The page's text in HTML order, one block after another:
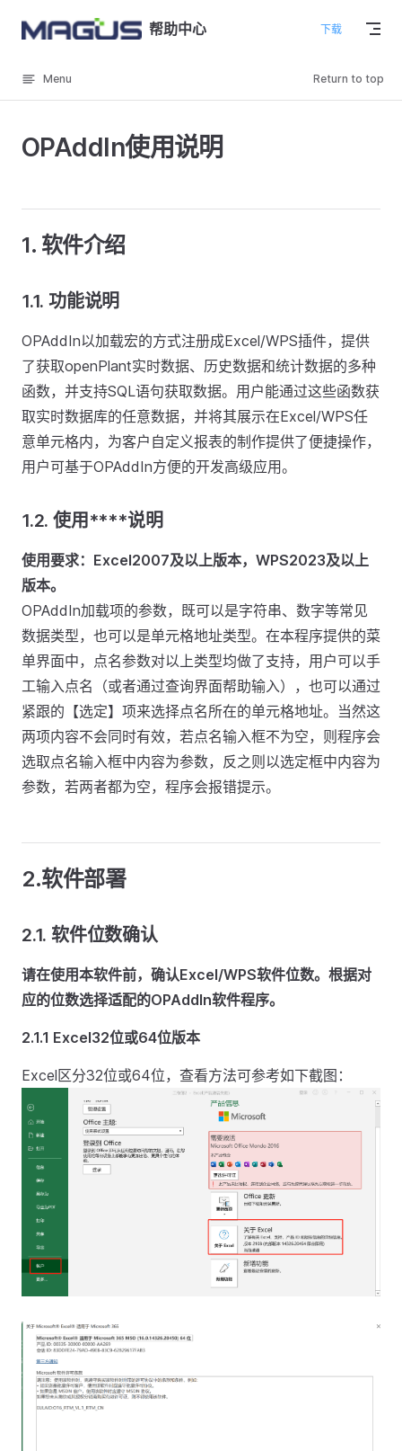
Skip to content 帮助中心 下载
Menu Return to top
OPAddIn使用说明
1. 软件介绍
1.1. 功能说明
OPAddIn以加载宏的方式注册成Excel/WPS插件，提供
了获取openPlant实时数据、历史数据和统计数据的多种
函数，并支持SQL语句获取数据。用户能通过这些函数获
取实时数据库的任意数据，并将其展示在Excel/WPS任
意单元格内，为客户自定义报表的制作提供了便捷操作，
用户可基于OPAddIn方便的开发高级应用。
1.2. 使用****说明
使用要求：Excel2007及以上版本，WPS2023及以上
版本。
OPAddIn加载项的参数，既可以是字符串、数字等常见
数据类型，也可以是单元格地址类型。在本程序提供的菜
单界面中，点名参数对以上类型均做了支持，用户可以手
工输入点名（或者通过查询界面帮助输入），也可以通过
紧跟的【选定】项来选择点名所在的单元格地址。当然这
两项内容不会同时有效，若点名输入框不为空，则程序会
选取点名输入框中内容为参数，反之则以选定框中内容为
参数，若两者都为空，程序会报错提示。
2.软件部署
2.1. 软件位数确认
请在使用本软件前，确认Excel/WPS软件位数。根据对
应的位数选择适配的OPAddIn软件程序。
2.1.1 Excel32位或64位版本
Excel区分32位或64位，查看方法可参考如下截图：